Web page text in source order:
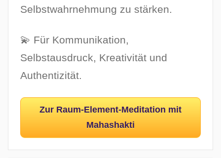
Selbstwahrnehmung zu stärken.
💫 Für Kommunikation,
Selbstausdruck, Kreativität und
Authentizität.
Zur Raum-Element-Meditation mit
Mahashakti